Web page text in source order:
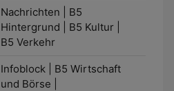
Nachrichten | B5
Hintergrund | B5 Kultur |
B5 Verkehr
Infoblock | B5 Wirtschaft
und Börse |